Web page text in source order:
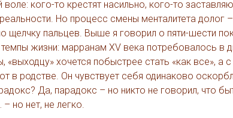
кого-то крестят насильно, кого-то
Но процесс смены менталитета долог
пальцев. Выше я говорил о пяти-шести
жизни: марранам XV века потребовалось в
хочется побыстрее стать «как все», а
в родстве. Он чувствует себя одинаково
Да, парадокс – но никто не говорил, что
но нет, не легко.